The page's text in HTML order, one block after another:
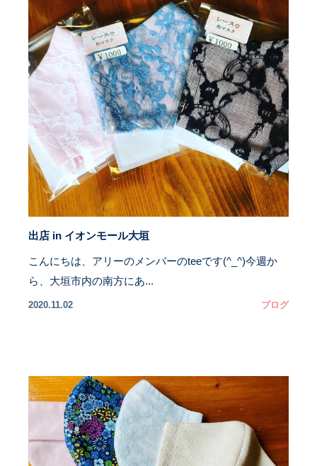
出店 in イオンモール大垣
こんにちは、アリーのメンバーのteeです(^_^)今週か
ら、大垣市内の南方にあ...
2020.11.02 ブログ